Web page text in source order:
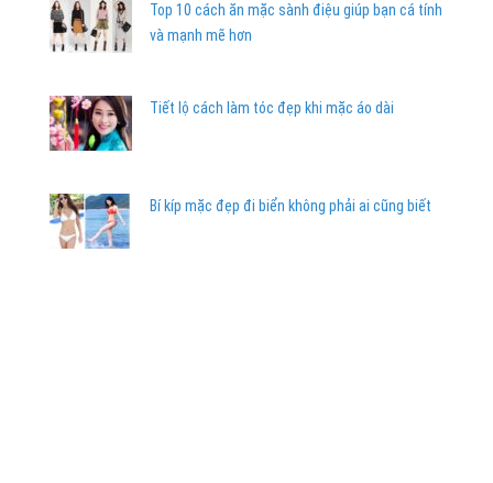
Top 10 cách ăn mặc sành điệu giúp bạn cá tính
và mạnh mẽ hơn
Tiết lộ cách làm tóc đẹp khi mặc áo dài
Bí kíp mặc đẹp đi biển không phải ai cũng biết